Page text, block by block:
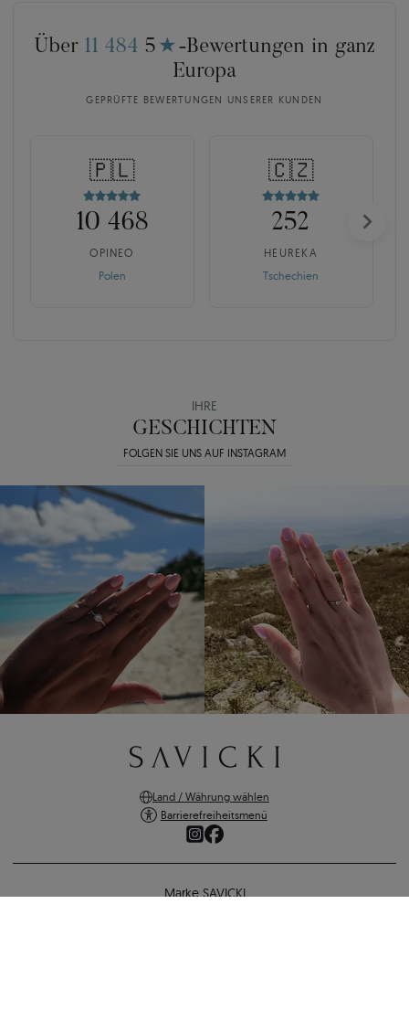
Über 11 484 5 ★ -Bewertungen in ganz
Europa
GEPRÜFTE BEWERTUNGEN UNSERER KUNDEN
🇵🇱
10 468
OPINEO
Polen
🇨🇿
252
HEUREKA
Tschechien
IHRE
GESCHICHTEN
FOLGEN SIE UNS AUF INSTAGRAM
Land / Währung wählen
Barrierefreiheitsmenü
Marke SAVICKI